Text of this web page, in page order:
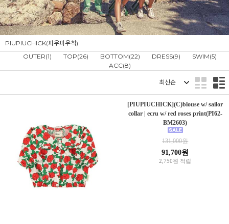
PIUPIUCHICK(피우피우칙)
OUTER(1)
TOP(26) BOTTOM(22) DRESS(9)
SWIM(5)
ACC(8)
[PIUPIUCHICK](C)blouse w/ sailor
collar | ecru w/ red roses print(PI62-
BM2603)
131,000원
91,700원
2,750원 적립